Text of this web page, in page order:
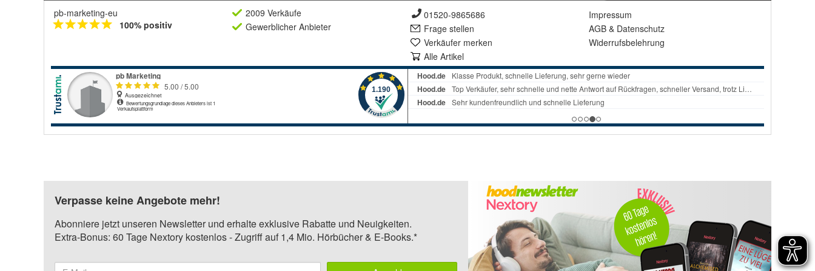
pb-marketing-eu
100% positiv
2009 Verkäufe
Gewerblicher Anbieter
01520-9865686
Frage stellen
Verkäufer merken
Alle Artikel
Impressum
AGB & Datenschutz
Widerrufsbelehrung
Verpasse keine Angebote mehr!
Abonniere jetzt unseren Newsletter und erhalte exklusive Rabatte und Neuigkeiten.
Extra-Bonus: 60 Tage Nextory kostenlos - Zugriff auf 1,4 Mio. Hörbücher & E-Books.*